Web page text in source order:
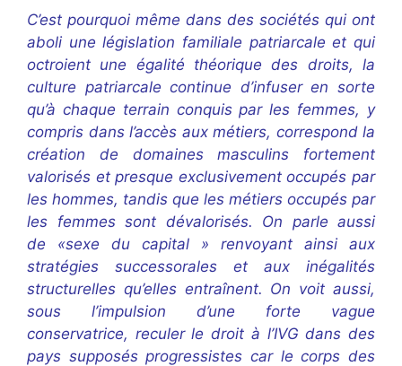
C’est pourquoi même dans des sociétés qui ont
aboli une législation familiale patriarcale et qui
octroient une égalité théorique des droits, la
culture patriarcale continue d’infuser en sorte
qu’à chaque terrain conquis par les femmes, y
compris dans l’accès aux métiers, correspond la
création de domaines masculins fortement
valorisés et presque exclusivement occupés par
les hommes, tandis que les métiers occupés par
les femmes sont dévalorisés. On parle aussi
de «sexe du capital » renvoyant ainsi aux
stratégies successorales et aux inégalités
structurelles qu’elles entraînent. On voit aussi,
sous l’impulsion d’une forte vague
conservatrice, reculer le droit à l’IVG dans des
pays supposés progressistes car le corps des